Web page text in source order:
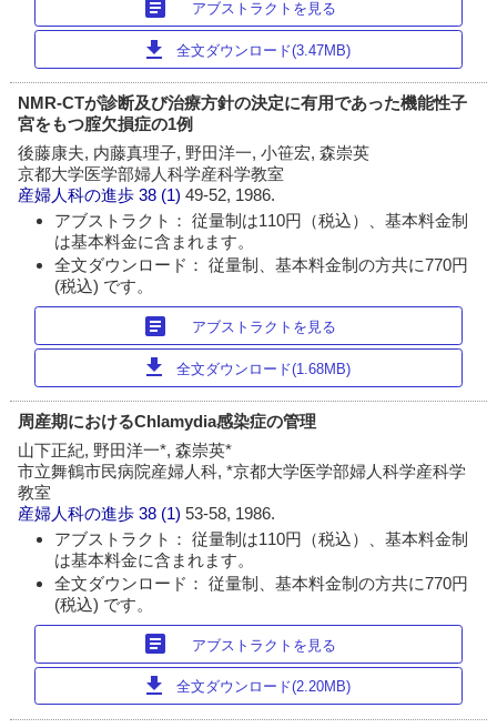
article アブストラクトを見る
download 全文ダウンロード(3.47MB)
NMR-CTが診断及び治療方針の決定に有用であった機能性子
宮をもつ腟欠損症の1例
後藤康夫, 内藤真理子, 野田洋一, 小笹宏, 森崇英
京都大学医学部婦人科学産科学教室
産婦人科の進歩 38 (1)49-52, 1986.
アブストラクト： 従量制は110円（税込）、基本料金制
は基本料金に含まれます。
全文ダウンロード： 従量制、基本料金制の方共に770円
(税込) です。
article アブストラクトを見る
download 全文ダウンロード(1.68MB)
周産期におけるChlamydia感染症の管理
山下正紀, 野田洋一*, 森崇英*
市立舞鶴市民病院産婦人科, *京都大学医学部婦人科学産科学
教室
産婦人科の進歩 38 (1)53-58, 1986.
アブストラクト： 従量制は110円（税込）、基本料金制
は基本料金に含まれます。
全文ダウンロード： 従量制、基本料金制の方共に770円
(税込) です。
article アブストラクトを見る
download 全文ダウンロード(2.20MB)